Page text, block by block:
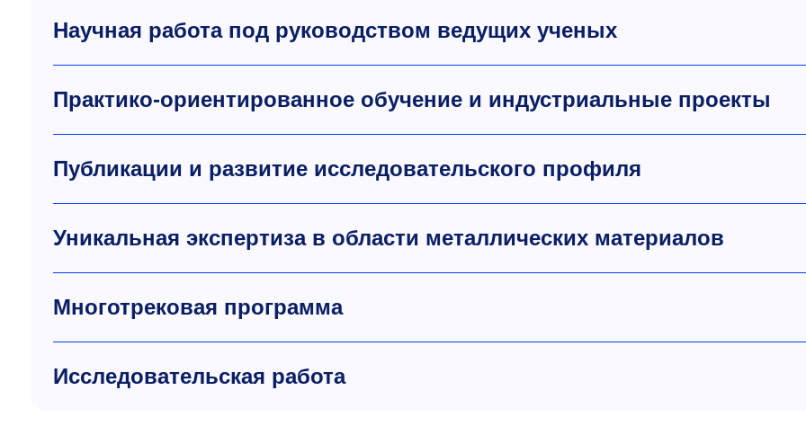
Научная работа под руководством ведущих ученых
Практико-ориентированное обучение и индустриальные проекты
Публикации и развитие исследовательского профиля
Уникальная экспертиза в области металлических материалов
Многотрековая программа
Исследовательская работа